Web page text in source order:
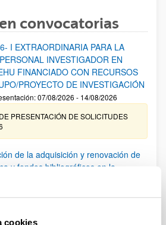
cookies
convocatorias
I EXTRAORDINARIA PARA LA
INVESTIGADOR EN
FINANCIADO CON RECURSOS
PROYECTO DE INVESTIGACIÓN
07/08/2026 - 14/08/2026
PRESENTACIÓN DE SOLICITUDES
de la adquisición y renovación de
y fondos bibliográficos en la
excluidas. 23/03/2026: Relación